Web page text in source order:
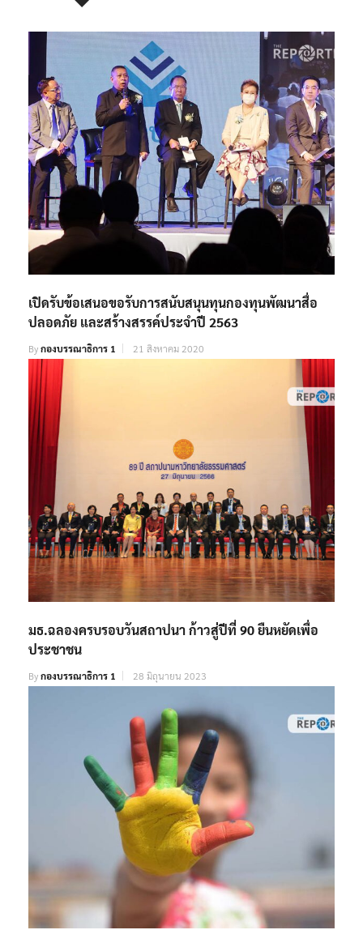
เปิดรับข้อเสนอขอรับการสนับสนุนทุนกองทุนพัฒนาสื่อ
ปลอดภัย และสร้างสรรค์ประจำปี 2563
Byกองบรรณาธิการ 1 21 สิงหาคม 2020
มธ.ฉลองครบรอบวันสถาปนา ก้าวสู่ปีที่ 90 ยืนหยัดเพื่อ
ประชาชน
Byกองบรรณาธิการ 1 28 มิถุนายน 2023